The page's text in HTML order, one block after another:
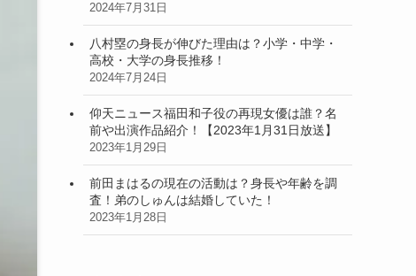
2024年7月31日
八村塁の身長が伸びた理由は？小学・中学・
高校・大学の身長推移！
2024年7月24日
仰天ニュース福田和子役の再現女優は誰？名
前や出演作品紹介！【2023年1月31日放送】
2023年1月29日
前田まはるの現在の活動は？身長や年齢を調
査！弟のしゅんは結婚していた！
2023年1月28日